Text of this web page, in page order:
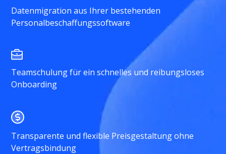
Datenmigration aus Ihrer bestehenden
Personalbeschaffungssoftware
Teamschulung für ein schnelles und reibungsloses
Onboarding
Transparente und flexible Preisgestaltung ohne
Vertragsbindung